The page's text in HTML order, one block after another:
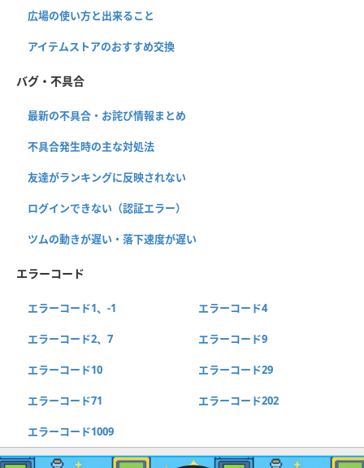
広場の使い方と出来ること
アイテムストアのおすすめ交換
バグ・不具合
最新の不具合・お詫び情報まとめ
不具合発生時の主な対処法
友達がランキングに反映されない
ログインできない（認証エラー）
ツムの動きが遅い・落下速度が遅い
エラーコード
エラーコード1、-1 エラーコード4
エラーコード2、7 エラーコード9
エラーコード10 エラーコード29
エラーコード71 エラーコード202
エラーコード1009